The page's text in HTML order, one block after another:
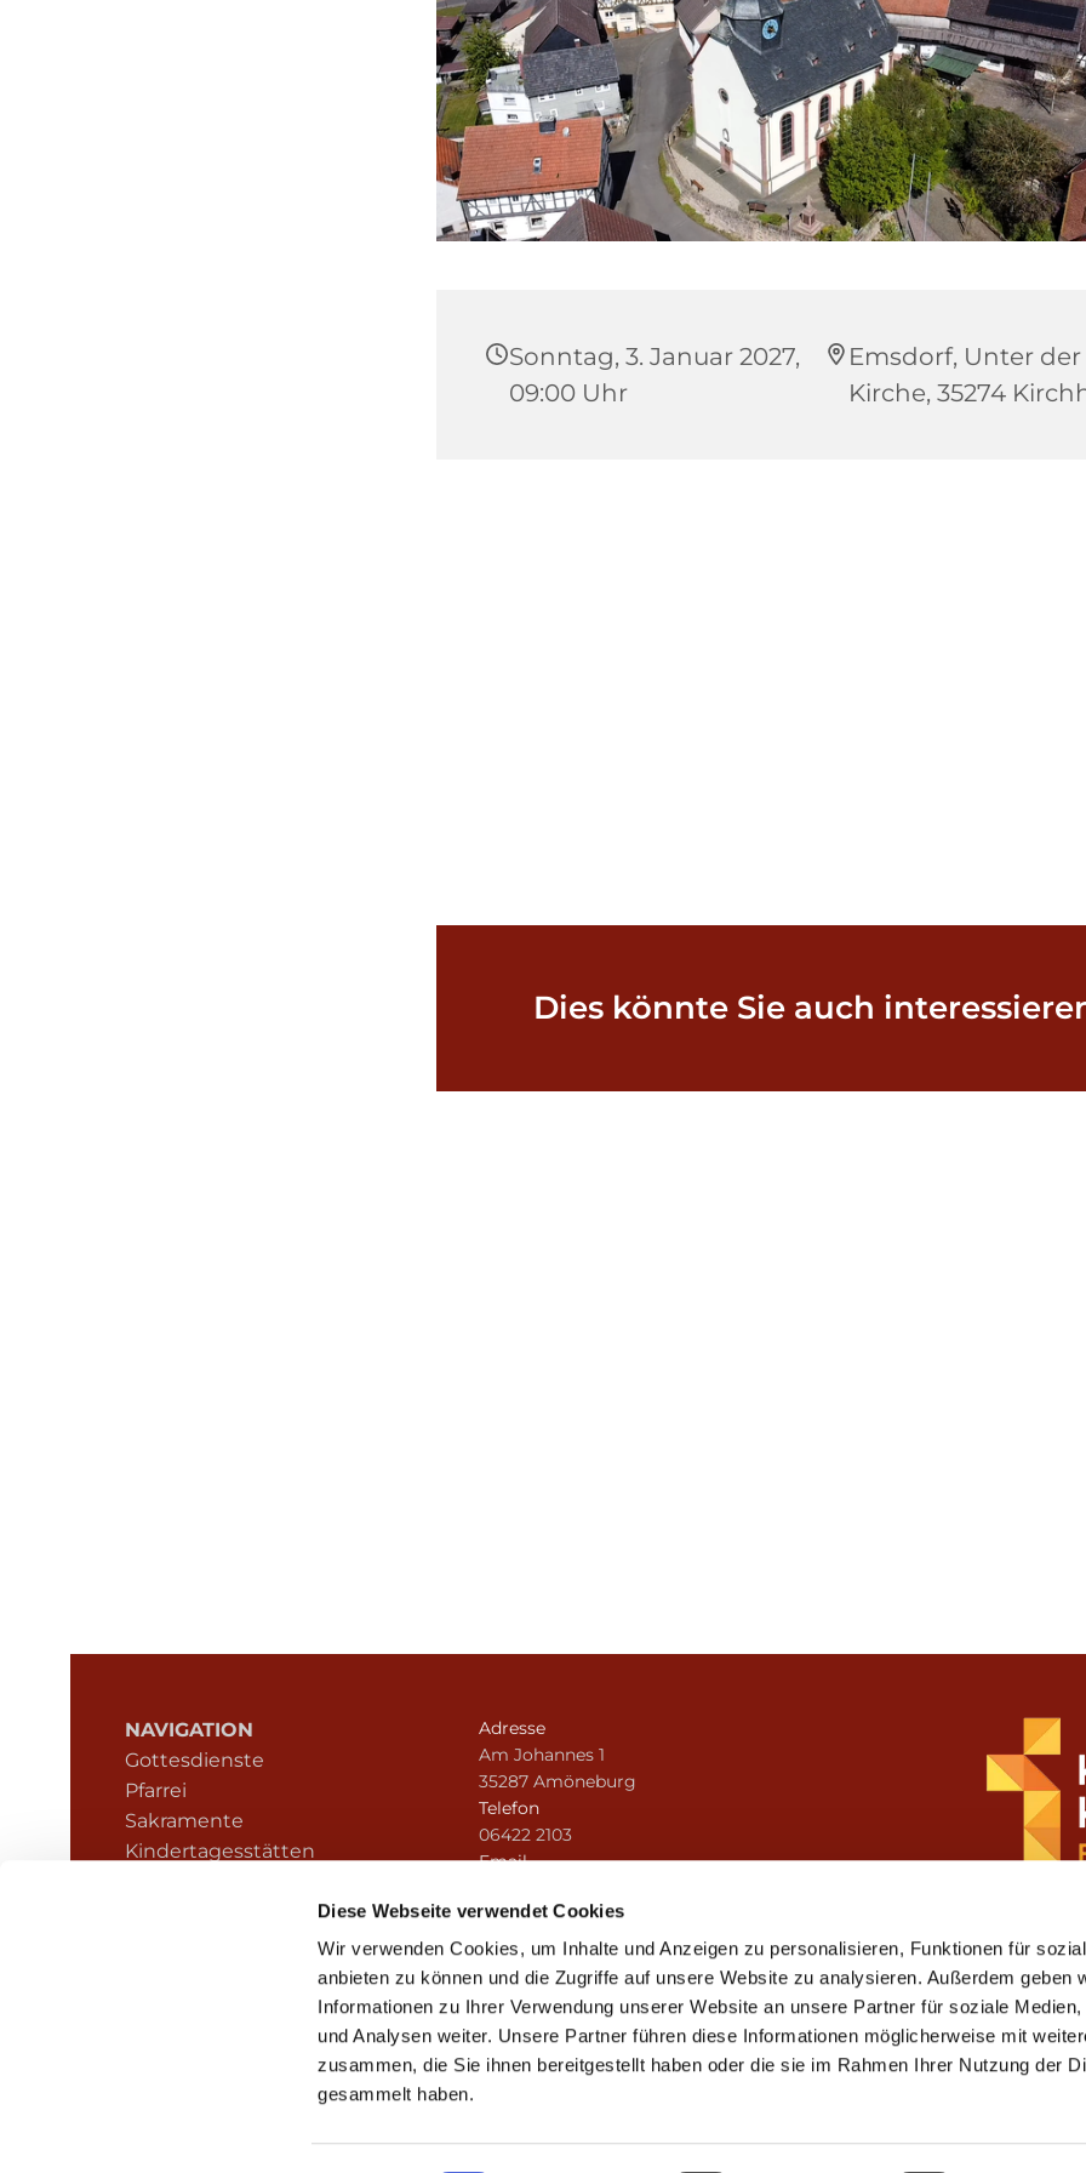
Diese Webseite verwendet Cookies
Wir verwenden Cookies, um Inhalte und Anzeigen zu personalisieren, Funktionen für
anbieten zu können und die Zugriffe auf unsere Website zu analysieren. Außerdem geben
Informationen zu Ihrer Verwendung unserer Website an unsere Partner für soziale Medien,
und Analysen weiter. Unsere Partner führen diese Informationen möglicherweise mit
zusammen, die Sie ihnen bereitgestellt haben oder die sie im Rahmen Ihrer Nutzung der
gesammelt haben.
Sonntag, 3. Januar 2027,
09:00 Uhr
Emsdorf, Unter der
Kirche, 35274
Dies könnte Sie auch
NAVIGATION
Gottesdienste
Pfarrei
Sakramente
Kindertagesstätten
Hinweisgeberschutz
Adresse
Am Johannes 1
35287 Amöneburg
Telefon
06422 2103
Email
Impressum Datenschutzerklärung ChurchDesk-